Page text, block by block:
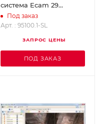
система Ecam 29
MINCAM 95100.1-SL
Под заказ
Арт. : 95100.1-SL
ЗАПРОС ЦЕНЫ
ПОД ЗАКАЗ